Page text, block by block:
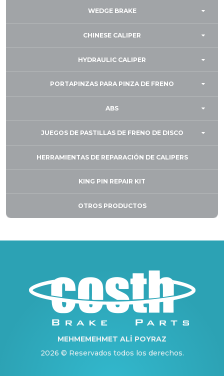
WEDGE BRAKE
CHINESE CALIPER
HYDRAULIC CALIPER
PORTAPINZAS PARA PINZA DE FRENO
ABS
JUEGOS DE PASTILLAS DE FRENO DE DISCO
HERRAMIENTAS DE REPARACIÓN DE CALIPERS
KING PIN REPAIR KIT
OTROS PRODUCTOS
MEHMEMEHMET ALİ POYRAZ
2026 © Reservados todos los derechos.